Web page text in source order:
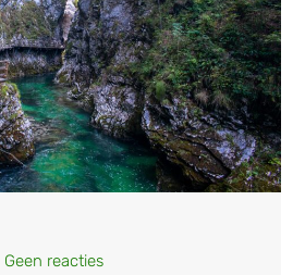
Geen reacties